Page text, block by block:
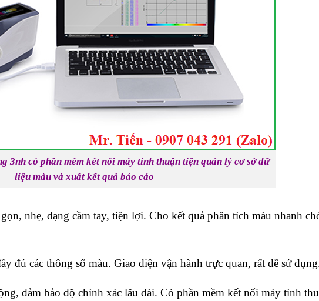
3nh có phần mềm kết nối máy tính thuận tiện quản lý cơ sở dữ
liệu màu và xuất kết quả báo cáo
nhẹ, dạng cầm tay, tiện lợi. Cho kết quả phân tích màu nhanh
đủ các thông số màu. Giao diện vận hành trực quan, rất dễ sử
đảm bảo độ chính xác lâu dài. Có phần mềm kết nối máy tính